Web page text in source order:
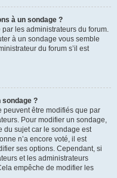
à un sondage ?
par les administrateurs du forum.
à un sondage vous semble
du forum s’il est
?
peuvent être modifiés que par
Pour modifier un sondage,
du sujet car le sondage est
n’a encore voté, il est
ses options. Cependant, si
et les administrateurs
empêche de modifier les